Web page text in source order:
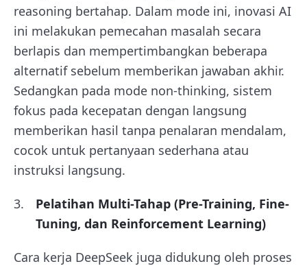
reasoning bertahap. Dalam mode ini, inovasi AI
ini melakukan pemecahan masalah secara
berlapis dan mempertimbangkan beberapa
alternatif sebelum memberikan jawaban akhir.
Sedangkan pada mode non-thinking, sistem
fokus pada kecepatan dengan langsung
memberikan hasil tanpa penalaran mendalam,
cocok untuk pertanyaan sederhana atau
instruksi langsung.
Pelatihan Multi-Tahap (Pre-Training, Fine-
Tuning, dan Reinforcement Learning)
Cara kerja DeepSeek juga didukung oleh proses